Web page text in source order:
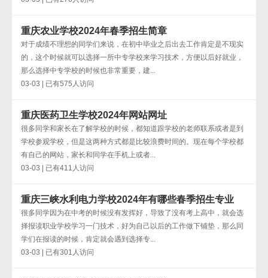
重庆农业学校2024年春季招生简章
对于成绩不理想的同学们来说，在初中毕业之后出去工作肯定是不现实
的，这个时候就可以选择一所中专学校来学习技术，方便以后好就业，
那么选择中专学校的时候也非常重要，建...
03-03 | 已有575人访问
重庆医药卫生学校2024年网站网址
很多同学和家长在了解学校的时候，都知道跟学校的老师联系或者是到
学校参观学校，但是这两种方式都是比较浪费时间的。现在每个学校都
有自己的网站，家长和同学在手机上或者...
03-03 | 已有411人访问
重庆三峡水利电力学校2024年有哪些春季招生专业
很多同学因为在中考的时候没有发挥好，导致了没有考上高中，就会选
择报读职业学校学习一门技术，好为自己以后的工作做下铺垫，那么同
学们在报读的时候，肯定就会遇到选择专...
03-03 | 已有301人访问